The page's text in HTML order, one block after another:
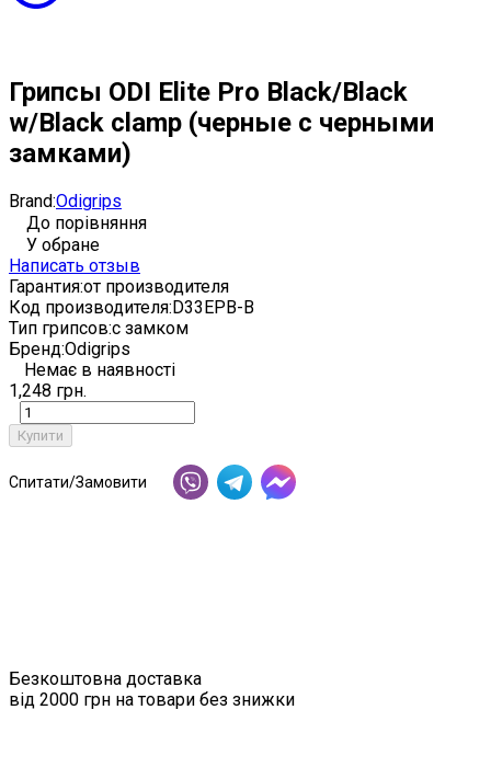
Грипсы ODI Elite Pro Black/Black
w/Black clamp (черные с черными
замками)
Brand:Odigrips
До порівняння
У обране
Написать отзыв
Гарантия:от производителя
Код производителя:D33EPB-B
Тип грипсов:с замком
Бренд:Odigrips
Немає в наявності
1,248 грн.
Купити
Спитати/Замовити
Безкоштовна доставка
від 2000 грн на товари без знижки